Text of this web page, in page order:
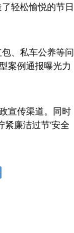
轻松愉悦的节日
、私车公养等问
案例通报曝光力
宣传渠道。同时
廉洁过节‘安全